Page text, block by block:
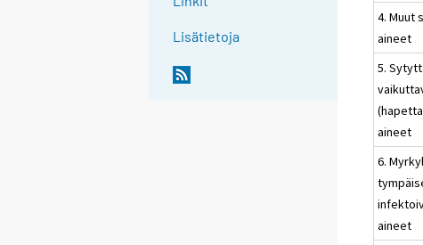
Lisätietoja
4. Muut
aineet
5.
aineet
6.
aineet